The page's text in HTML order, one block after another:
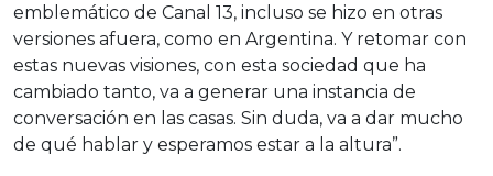
emblemático de Canal 13, incluso se hizo en otras
versiones afuera, como en Argentina. Y retomar con
estas nuevas visiones, con esta sociedad que ha
cambiado tanto, va a generar una instancia de
conversación en las casas. Sin duda, va a dar mucho
de qué hablar y esperamos estar a la altura”.